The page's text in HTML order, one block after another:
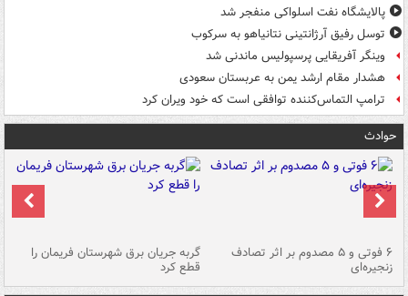
پالایشگاه نفت اسلواکی منفجر شد
توسل رفیق آرژانتینی نتانیاهو به سرکوب
وینگر آفریقایی پرسپولیس ماندنی شد
هشدار مقام ارشد یمن به عربستان سعودی
ترامپ التماس‌کننده توافقی است که خود ویران کرد
حوادث
۶ فوتی و ۵ مصدوم بر اثر تصادف
زنجیره‌ای
گربه جریان برق شهرستان فریمان را
قطع کرد